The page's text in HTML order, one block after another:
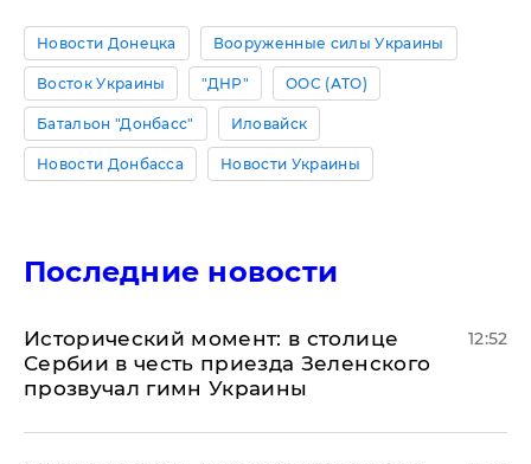
Новости Донецка Вооруженные силы Украины
Восток Украины "ДНР" ООС (АТО)
Батальон "Донбасс" Иловайск
Новости Донбасса Новости Украины
Последние новости
Исторический момент: в столице
Сербии в честь приезда Зеленского
прозвучал гимн Украины
12:52